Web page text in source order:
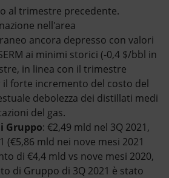
al trimestre precedente.
nell'area
ancora depresso con valori
ai minimi storici (-0,4 $/bbl in
in linea con il trimestre
forte incremento del costo del
debolezza dei distillati medi
del gas.
Gruppo: €2,49 mld nel 3Q 2021,
(€5,86 mld nei nove mesi 2021
di €4,4 mld vs nove mesi 2020,
di Gruppo di 3Q 2021 è stato